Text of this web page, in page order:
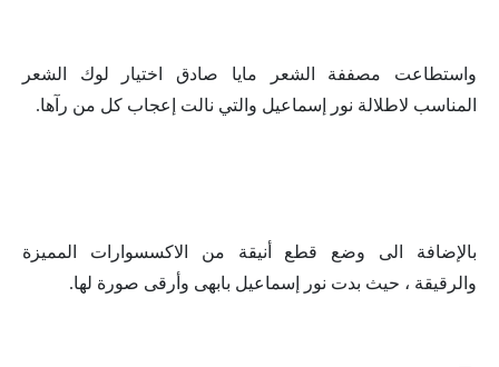
واستطاعت مصففة الشعر مايا صادق اختيار لوك الشعر
المناسب لاطلالة نور إسماعيل والتي نالت إعجاب كل من رآها.
بالإضافة الى وضع قطع أنيقة من الاكسسوارات المميزة
والرقيقة ، حيث بدت نور إسماعيل بابهى وأرقى صورة لها.